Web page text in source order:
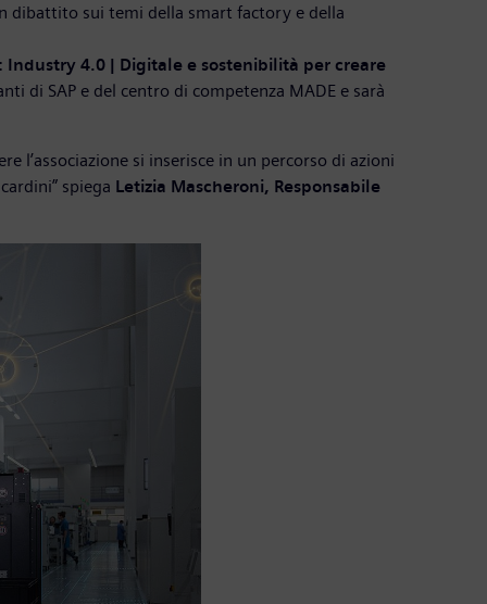
dibattito sui temi della smart factory e della
Industry 4.0 | Digitale e sostenibilità per creare
di SAP e del centro di competenza MADE e sarà
l’associazione si inserisce in un percorso di azioni
spiega Letizia Mascheroni, Responsabile